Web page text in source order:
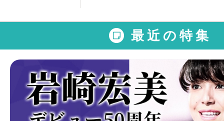
最近の特集